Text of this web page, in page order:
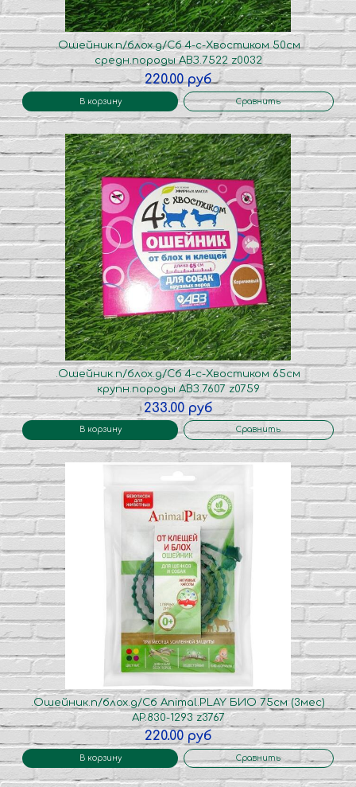
.Ошейник.п/блох.д/Сб 4-с-Хвостиком 50см
средн.породы АВЗ.7522 z0032
220.00 руб
В корзину Сравнить
.Ошейник.п/блох.д/Сб 4-с-Хвостиком 65см
крупн.породы АВЗ.7607 z0759
233.00 руб
В корзину Сравнить
.Ошейник.п/блох.д/Сб Animal.PLAY БИО 75см (3мес)
AP.830-1293 z3767
220.00 руб
В корзину Сравнить